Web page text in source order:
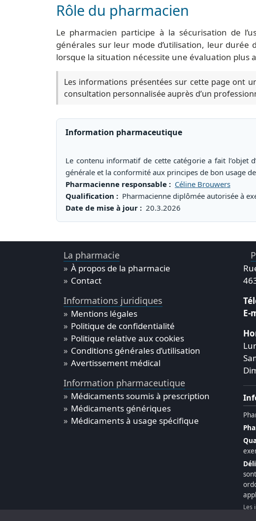
Rôle du pharmacien
Le pharmacien participe à la sécurisation de
générales sur leur mode d’utilisation, leur durée
lorsque la situation nécessite une évaluation plus
Les informations présentées sur cette page ont
consultation personnalisée auprès d’un
Information pharmaceutique
Le contenu informatif de cette catégorie a fait l’objet
générale et la conformité aux principes de bon usage
Pharmacienne responsable : Céline Brouwers
Qualification : Pharmacienne diplômée autorisée à
Date de mise à jour : 20.3.2026
La pharmacie
À propos de la pharmacie
Contact
Informations juridiques
Mentions légales
Politique de confidentialité
Politique relative aux cookies
Conditions générales d’utilisation
Avertissement médical
Information pharmaceutique
Médicaments soumis à prescription
Médicaments génériques
Médicaments à usage spécifique
E-
Les